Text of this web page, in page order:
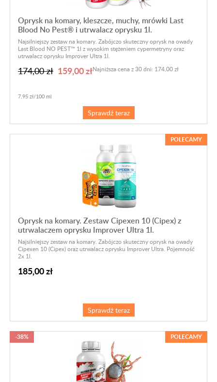
Oprysk na komary, kleszcze, muchy, mrówki Last
Blood No Pest® i utrwalacz oprysku 1l.
Najsilniejszy zestaw na komary. Zabójczo skuteczny oprysk na owady
Last Blood NO PEST™ 1l z wysokim stężeniem cypermetryny oraz
utrwalacz oprysku Improver Ultra 1l.
174,00 zł 159,00 zł
7,95 zł/100 ml
Najniższa cena z 30 dni: 174,00 zł
Sprawdź teraz
Oprysk na komary. Zestaw Cipexen 10 (Cipex) z
utrwalaczem oprysku Improver Ultra 1l.
POLECAMY
Najsilniejszy zestaw na komary. Zabójczo skuteczny oprysk na owady
Cipexen 10 (Cipex) oraz utrwalacz oprysku Improver Ultra. Pojemność
2x 1l.
185,00 zł
Sprawdź teraz
-38% POLECAMY